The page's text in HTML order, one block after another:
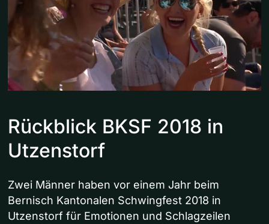
Rückblick BKSF 2018 in
Utzenstorf
Zwei Männer haben vor einem Jahr beim
Bernisch Kantonalen Schwingfest 2018 in
Utzenstorf für Emotionen und Schlagzeilen